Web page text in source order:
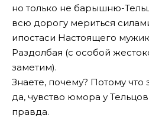
но только не барышню-
всю дорогу мериться
ипостаси Настоящего
Раздолбая (с особой
заметим).
Знаете, почему? Потому что
да, чувство юмора у
правда.